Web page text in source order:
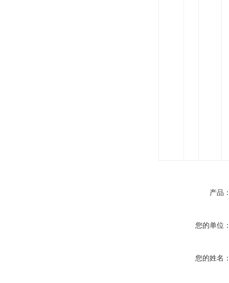
产品
您的单位
您的姓名